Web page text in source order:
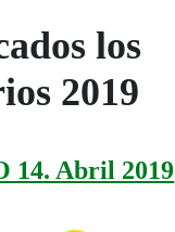
los
2019
14. Abril 2019